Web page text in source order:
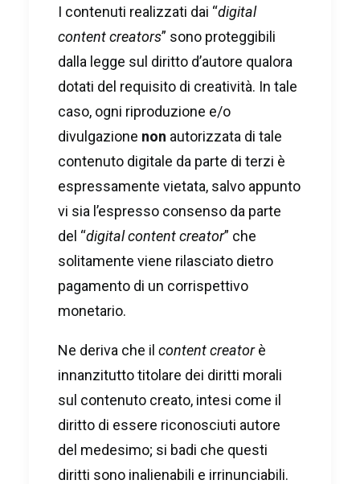
I contenuti realizzati dai “digital
content creators” sono proteggibili
dalla legge sul diritto d’autore qualora
dotati del requisito di creatività. In tale
caso, ogni riproduzione e/o
divulgazione non autorizzata di tale
contenuto digitale da parte di terzi è
espressamente vietata, salvo appunto
vi sia l’espresso consenso da parte
del “digital content creator” che
solitamente viene rilasciato dietro
pagamento di un corrispettivo
monetario.
Ne deriva che il content creatorè
innanzitutto titolare dei diritti morali
sul contenuto creato, intesi come il
diritto di essere riconosciuti autore
del medesimo; si badi che questi
diritti sono inalienabili e irrinunciabili.